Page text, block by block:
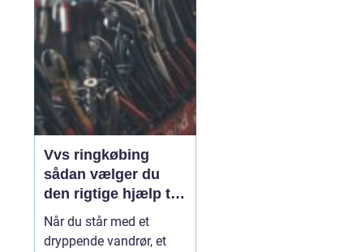
længe. Når dusø...
Vvs ringkøbing
sådan vælger du
den rigtige hjælp til
vand, varme og
ventilation
Når du står med et
dryppende vandrør, et